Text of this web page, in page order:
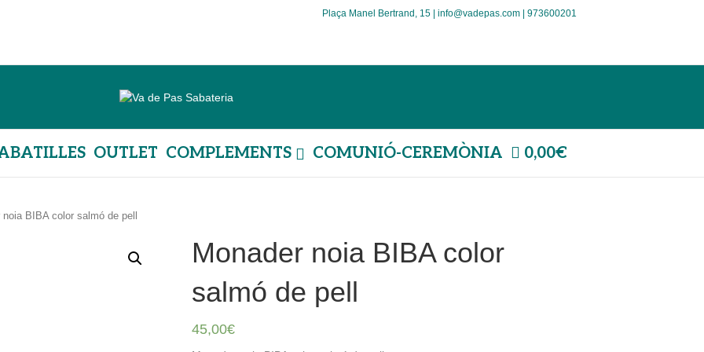
Plaça Manel Bertrand, 15 | info@vadepas.com | 973600201
OUTLET COMPLEMENTS COMUNIÓ-CEREMÒNIA 0,00€
BIBA color salmó de pell
Monader noia BIBA color
salmó de pell
45,00€